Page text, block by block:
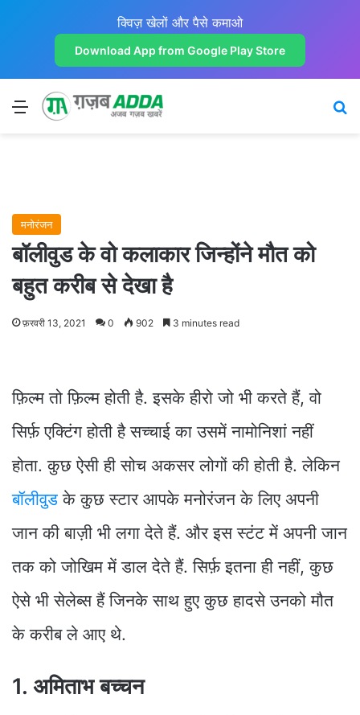
क्विज़ खेलों और पैसे कमाओ
Download App from Google Play Store
Menu
मनोरंजन
बॉलीवुड के वो कलाकार जिन्होंने मौत को
बहुत करीब से देखा है
फ़रवरी 13, 2021 0 902 3 minutes read
फ़िल्म तो फ़िल्म होती है. इसके हीरो जो भी करते हैं, वो
सिर्फ़ एक्टिंग होती है सच्चाई का उसमें नामोनिशां नहीं
होता. कुछ ऐसी ही सोच अकसर लोगों की होती है. लेकिन
बॉलीवुडके कुछ स्टार आपके मनोरंजन के लिए अपनी
जान की बाज़ी भी लगा देते हैं. और इस स्टंट में अपनी जान
तक को जोखिम में डाल देते हैं. सिर्फ़ इतना ही नहीं, कुछ
ऐसे भी सेलेब्स हैं जिनके साथ हुए कुछ हादसे उनको मौत
के करीब ले आए थे.
1. अमिताभ बच्चन